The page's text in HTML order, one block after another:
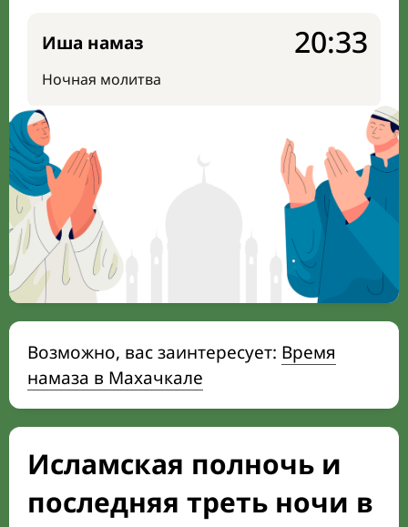
Иша намаз
Ночная молитва
20:33
Возможно, вас заинтересует: Время
намаза в Махачкале
Исламская полночь и
последняя треть ночи в